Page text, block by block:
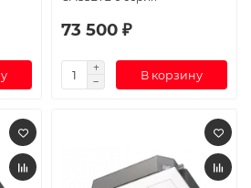
73 500 ₽
В корзину